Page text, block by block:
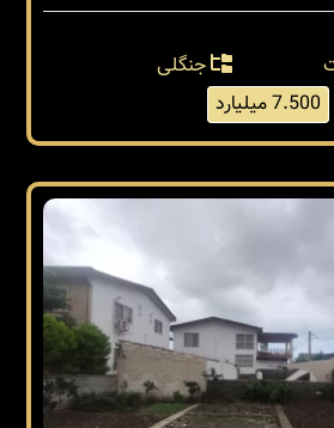
جنگلی
7.500 میلیارد